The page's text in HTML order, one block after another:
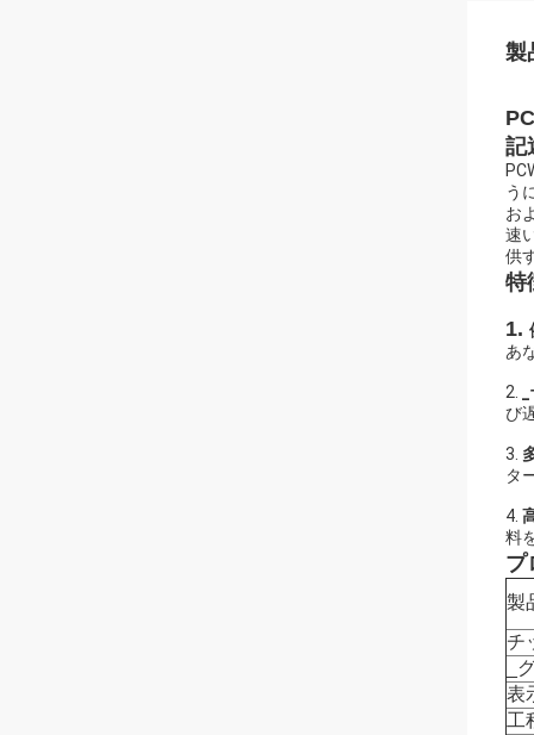
製
記
う
お
速
供
特
1.
あ
2.
び
3.
タ
4.
料
プ
製
チ
_
表
工